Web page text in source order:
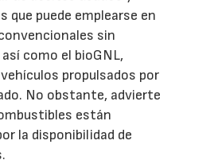
que puede emplearse en
sin
como el bioGNL,
propulsados por
No obstante, advierte
están
la disponibilidad de